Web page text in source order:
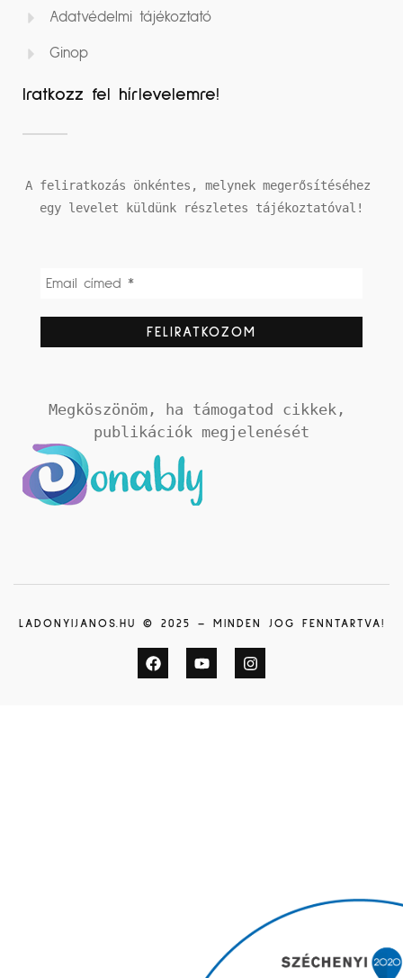
Adatvédelmi tájékoztató
Ginop
Iratkozz fel hírlevelemre!
A feliratkozás önkéntes, melynek megerősítéséhez
egy levelet küldünk részletes tájékoztatóval!
Megköszönöm, ha támogatod cikkek,
publikációk megjelenését
LADONYIJANOS.HU © 2025 – MINDEN JOG FENNTARTVA!